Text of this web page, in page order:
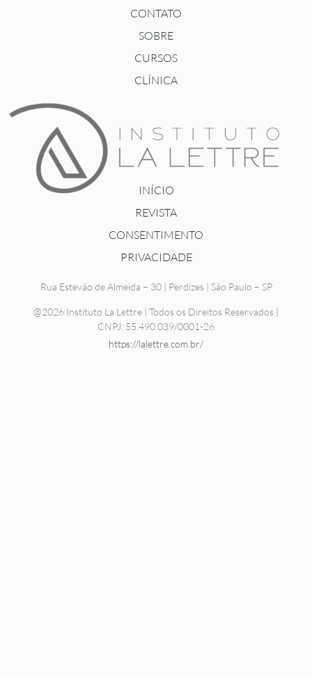
CONTATO
SOBRE
CURSOS
CLÍNICA
INÍCIO
REVISTA
CONSENTIMENTO
PRIVACIDADE
Rua Estevão de Almeida – 30 | Perdizes | São Paulo – SP
@2026 Instituto La Lettre | Todos os Direitos Reservados |
CNPJ: 55.490.039/0001-26
https://lalettre.com.br/